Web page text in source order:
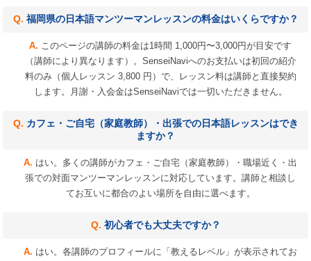
福岡県の日本語マンツーマンレッスンの料金はいくらですか？
このページの講師の料金は1時間 1,000円〜3,000円が目安です
（講師により異なります）。SenseiNaviへのお支払いは初回の紹介
料のみ（個人レッスン 3,800 円）で、レッスン料は講師と直接契約
します。月謝・入会金はSenseiNaviでは一切いただきません。
カフェ・ご自宅（家庭教師）・出張での日本語レッスンはでき
ますか？
はい。多くの講師がカフェ・ご自宅（家庭教師）・職場近く・出
張での対面マンツーマンレッスンに対応しています。講師と相談し
てお互いに都合のよい場所を自由に選べます。
初心者でも大丈夫ですか？
はい。各講師のプロフィールに「教えるレベル」が表示されてお